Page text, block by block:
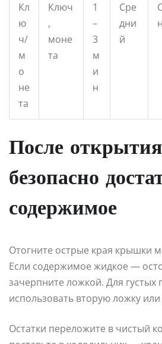
Кл
ю
ч/
м
о
не
та
Ключ
,
моне
та
1
–
3
м
и
н
Сре
дни
й
После
безопасно
содержимое
Отогните острые края крышки
Если содержимое жидкое —
зачерпните ложкой. Для густых
использовать вторую ложку или
Остатки переложите в чистый